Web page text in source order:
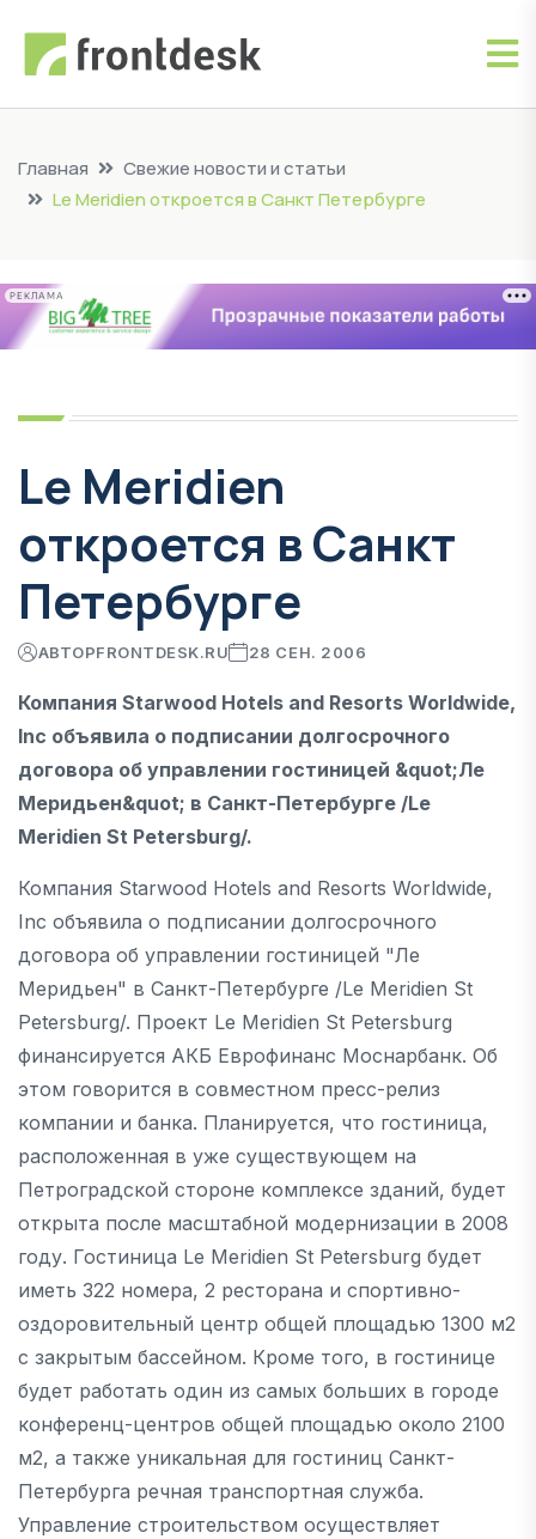
Главная
Свежие новости и статьи
Le Meridien откроется в Санкт Петербурге
РЕКЛАМА
Le Meridien
откроется в Санкт
Петербурге
АВТОРFRONTDESK.RU 28 СЕН. 2006
Компания Starwood Hotels and Resorts Worldwide,
Inc объявила о подписании долгосрочного
договора об управлении гостиницей &quot;Ле
Меридьен&quot; в Санкт-Петербурге /Le
Meridien St Petersburg/.
Компания Starwood Hotels and Resorts Worldwide,
Inc объявила о подписании долгосрочного
договора об управлении гостиницей "Ле
Меридьен" в Санкт-Петербурге /Le Meridien St
Petersburg/. Проект Le Meridien St Petersburg
финансируется АКБ Еврофинанс Моснарбанк. Об
этом говорится в совместном пресс-релиз
компании и банка. Планируется, что гостиница,
расположенная в уже существующем на
Петроградской стороне комплексе зданий, будет
открыта после масштабной модернизации в 2008
году. Гостиница Le Meridien St Petersburg будет
иметь 322 номера, 2 ресторана и спортивно-
оздоровительный центр общей площадью 1300 м2
с закрытым бассейном. Кроме того, в гостинице
будет работать один из самых больших в городе
конференц-центров общей площадью около 2100
м2, а также уникальная для гостиниц Санкт-
Петербурга речная транспортная служба.
Управление строительством осуществляет